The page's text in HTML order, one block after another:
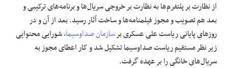
از نظارت بر پلتفرم‌ها به نظارت بر خروجی سریال‌ها و برنامه‌های ترکیبی و
بعد هم تصویب و مجوز فیلمنامه‌ها و ساخت آثار رسید. بعد از آن و در
روزهای پایانی ریاست علی عسکری برسازمان صداوسیما، شورایی محتوایی
زیر نظر مستقیم ریاست صداوسیما تشکیل شد و کار اعطای مجوز به
سریال‌های خانگی را بر عهده گرفت.